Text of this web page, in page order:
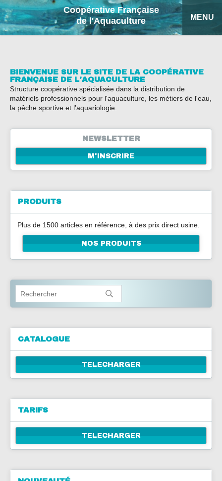
Coopérative Française
de l'Aquaculture
MENU
NOS PRODUITS
FICHES EXPLICATIVES
RECHERCHE
ENGLISH
ESPAÑOL
BIENVENUE SUR LE SITE DE LA COOPÉRATIVE
FRANÇAISE DE L'AQUACULTURE
Structure coopérative spécialisée dans la distribution de
matériels professionnels pour l'aquaculture, les métiers de l'eau,
la pêche sportive et l’aquariologie.
NEWSLETTER
M'INSCRIRE
PRODUITS
Plus de 1500 articles en référence, à des prix direct usine.
NOS PRODUITS
CATALOGUE
TELECHARGER
TARIFS
TELECHARGER